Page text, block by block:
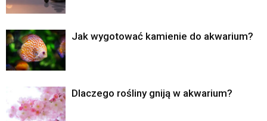
Jak wygotować kamienie do akwarium?
Dlaczego rośliny gniją w akwarium?